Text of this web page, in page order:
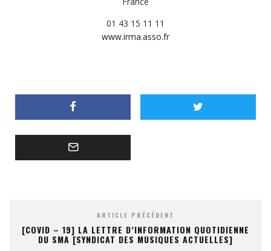
01 43 15 11 11
www.irma.asso.fr
ARTICLE PRÉCÉDENT
[COVID – 19] LA LETTRE D’INFORMATION QUOTIDIENNE
DU SMA [SYNDICAT DES MUSIQUES ACTUELLES]